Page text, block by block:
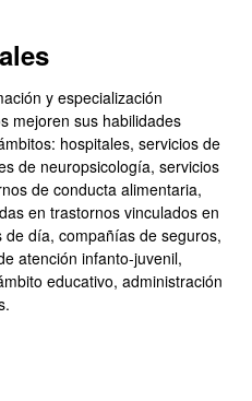
y especialización
mejoren sus habilidades
hospitales, servicios de
de neuropsicología, servicios
de conducta alimentaria,
en trastornos vinculados en
día, compañías de seguros,
atención infanto-juvenil,
educativo, administración